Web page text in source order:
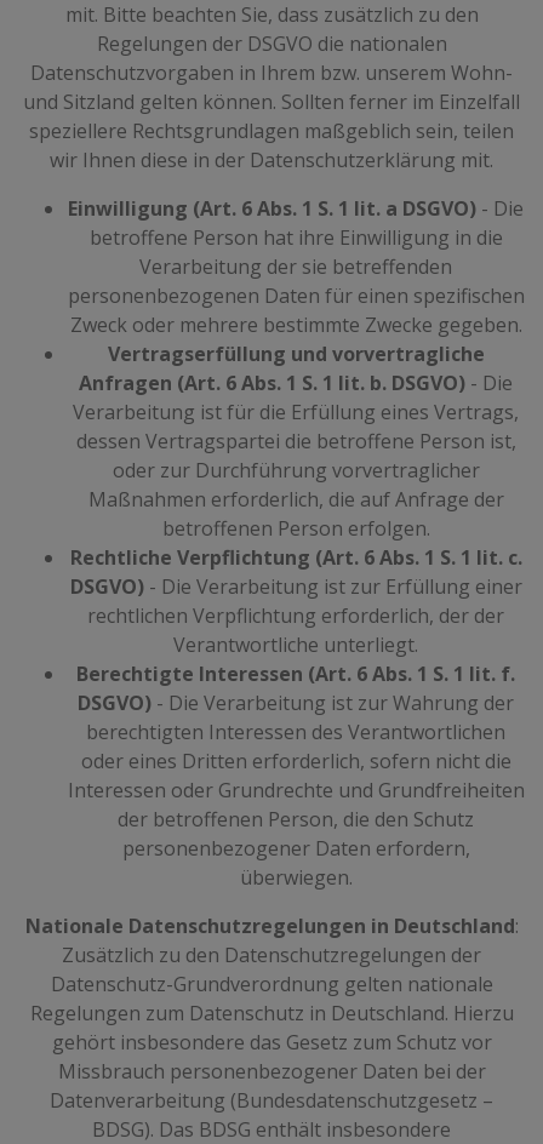
mit. Bitte beachten Sie, dass zusätzlich zu den
Regelungen der DSGVO die nationalen
Datenschutzvorgaben in Ihrem bzw. unserem Wohn-
und Sitzland gelten können. Sollten ferner im Einzelfall
speziellere Rechtsgrundlagen maßgeblich sein, teilen
wir Ihnen diese in der Datenschutzerklärung mit.
Einwilligung (Art. 6 Abs. 1 S. 1 lit. a DSGVO) - Die
betroffene Person hat ihre Einwilligung in die
Verarbeitung der sie betreffenden
personenbezogenen Daten für einen spezifischen
Zweck oder mehrere bestimmte Zwecke gegeben.
Vertragserfüllung und vorvertragliche
Anfragen (Art. 6 Abs. 1 S. 1 lit. b. DSGVO) - Die
Verarbeitung ist für die Erfüllung eines Vertrags,
dessen Vertragspartei die betroffene Person ist,
oder zur Durchführung vorvertraglicher
Maßnahmen erforderlich, die auf Anfrage der
betroffenen Person erfolgen.
Rechtliche Verpflichtung (Art. 6 Abs. 1 S. 1 lit. c.
DSGVO)- Die Verarbeitung ist zur Erfüllung einer
rechtlichen Verpflichtung erforderlich, der der
Verantwortliche unterliegt.
Berechtigte Interessen (Art. 6 Abs. 1 S. 1 lit. f.
DSGVO) - Die Verarbeitung ist zur Wahrung der
berechtigten Interessen des Verantwortlichen
oder eines Dritten erforderlich, sofern nicht die
Interessen oder Grundrechte und Grundfreiheiten
der betroffenen Person, die den Schutz
personenbezogener Daten erfordern,
überwiegen.
Nationale Datenschutzregelungen in Deutschland:
Zusätzlich zu den Datenschutzregelungen der
Datenschutz-Grundverordnung gelten nationale
Regelungen zum Datenschutz in Deutschland. Hierzu
gehört insbesondere das Gesetz zum Schutz vor
Missbrauch personenbezogener Daten bei der
Datenverarbeitung (Bundesdatenschutzgesetz –
BDSG). Das BDSG enthält insbesondere